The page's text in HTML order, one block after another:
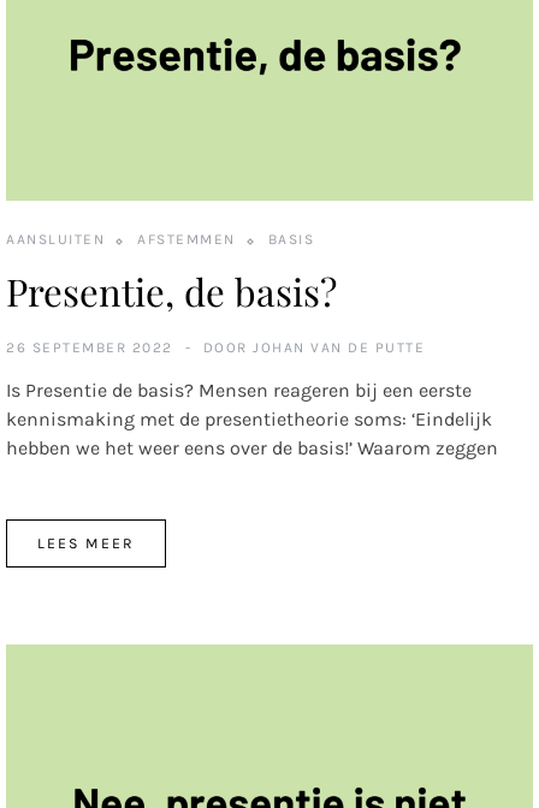
AANSLUITEN AFSTEMMEN BASIS
Presentie, de basis?
26 SEPTEMBER 2022 DOOR JOHAN VAN DE PUTTE
Is Presentie de basis? Mensen reageren bij een eerste
kennismaking met de presentietheorie soms: ‘Eindelijk
hebben we het weer eens over de basis!’ Waarom zeggen
LEES MEER